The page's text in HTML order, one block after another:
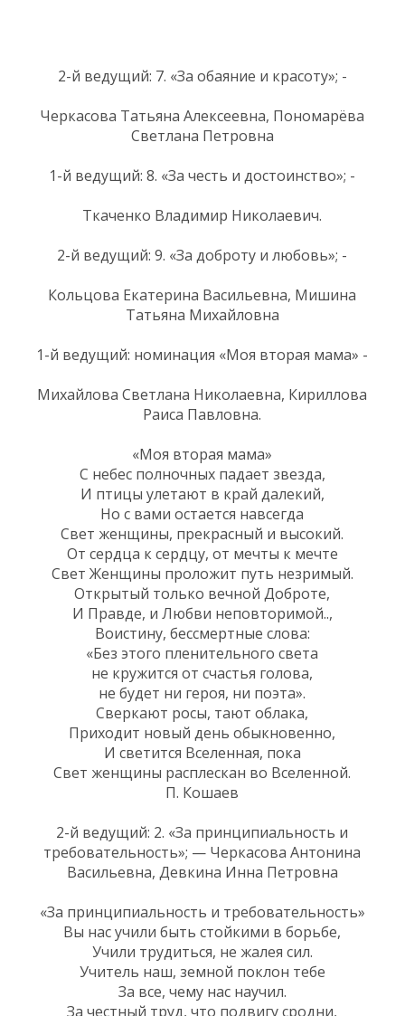
2-й ведущий: 7. «За обаяние и красоту»; -
Черкасова Татьяна Алексеевна, Пономарёва
Светлана Петровна
1-й ведущий: 8. «За честь и достоинство»; -
Ткаченко Владимир Николаевич.
2-й ведущий: 9. «За доброту и любовь»; -
Кольцова Екатерина Васильевна, Мишина
Татьяна Михайловна
1-й ведущий: номинация «Моя вторая мама» -
Михайлова Светлана Николаевна, Кириллова
Раиса Павловна.
«Моя вторая мама»
С небес полночных падает звезда,
И птицы улетают в край далекий,
Но с вами остается навсегда
Свет женщины, прекрасный и высокий.
От сердца к сердцу, от мечты к мечте
Свет Женщины проложит путь незримый.
Открытый только вечной Доброте,
И Правде, и Любви неповторимой..,
Воистину, бессмертные слова:
«Без этого пленительного света
не кружится от счастья голова,
не будет ни героя, ни поэта».
Сверкают росы, тают облака,
Приходит новый день обыкновенно,
И светится Вселенная, пока
Свет женщины расплескан во Вселенной.
П. Кошаев
2-й ведущий: 2. «За принципиальность и
требовательность»; — Черкасова Антонина
Васильевна, Девкина Инна Петровна
«За принципиальность и требовательность»
Вы нас учили быть стойкими в борьбе,
Учили трудиться, не жалея сил.
Учитель наш, земной поклон тебе
За все, чему нас научил.
За честный труд, что подвигу сродни,